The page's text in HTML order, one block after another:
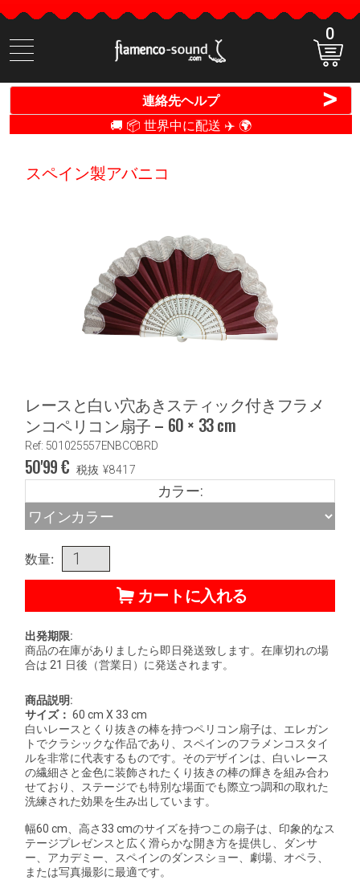
商
品
検
0
連絡先ヘルプ >
🚚 📦 世界中に配送 ✈️ 🌍
スペイン製アバニコ
レースと白い穴あきスティック付きフラメ
ンコペリコン扇子 – 60 × 33 cm
Ref: 501025557ENBCOBRD
50'99€ 税抜 ¥8417
カラー:
数量:
カートに入れる
出発期限:
商品の在庫がありましたら即日発送致します。在庫切れの場
合は 21 日後（営業日）に発送されます。
商品説明:
サイズ： 60 cm X 33 cm
白いレースとくり抜きの棒を持つペリコン扇子は、エレガン
トでクラシックな作品であり、スペインのフラメンコスタイ
ルを非常に代表するものです。そのデザインは、白いレース
の繊細さと金色に装飾されたくり抜きの棒の輝きを組み合わ
せており、ステージでも特別な場面でも際立つ調和の取れた
洗練された効果を生み出しています。
幅60 cm、高さ33 cmのサイズを持つこの扇子は、印象的なス
テージプレゼンスと広く滑らかな開き方を提供し、ダンサ
ー、アカデミー、スペインのダンスショー、劇場、オペラ、
または写真撮影に最適です。